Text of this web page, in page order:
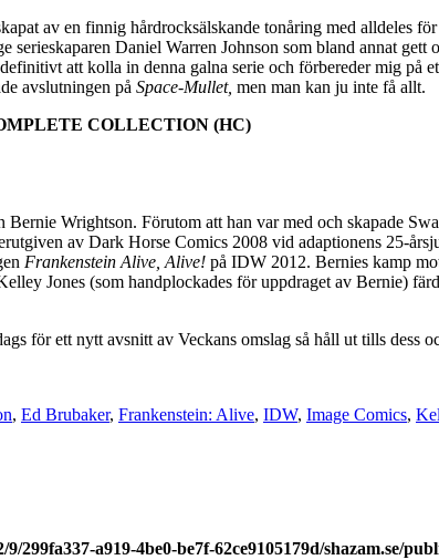
av en finnig hårdrocksälskande tonåring med alldeles
Daniel Warren Johnson som bland annat gett
att kolla in denna galna serie och förbereder mig
avslutningen på Space-Mullet, men man kan ju inte få allt.
COLLECTION (HC)
Bernie Wrightson. Förutom att han var med och skapade
av Dark Horse Comics 2008 vid adaptionens 25-
Frankenstein Alive, Alive! på IDW 2012. Bernies kamp
Jones (som handplockades för uppdraget av Bernie)
för ett nytt avsnitt av Veckans omslag så håll ut tills dess
, Ed Brubaker, Frankenstein: Alive, IDW, Image Comics,
9/299fa337-a919-4be0-be7f-62ce9105179d/shazam.se/